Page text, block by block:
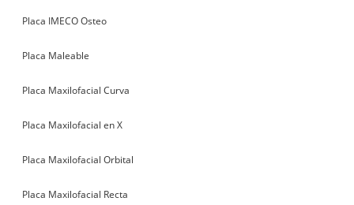
Placa IMECO Osteo
Placa Maleable
Placa Maxilofacial Curva
Placa Maxilofacial en X
Placa Maxilofacial Orbital
Placa Maxilofacial Recta